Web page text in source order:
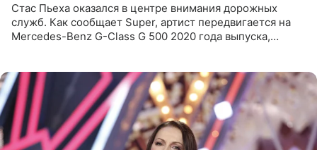
Стас Пьеха оказался в центре внимания дорожных
служб. Как сообщает Super, артист передвигается на
Mercedes-Benz G-Class G 500 2020 года выпуска,